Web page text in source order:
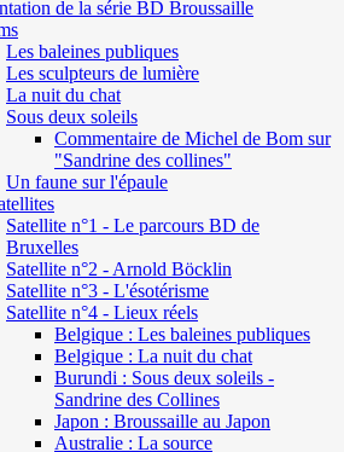
de la série BD Broussaille
Les baleines publiques
Les sculpteurs de lumière
La nuit du chat
Sous deux soleils
Commentaire de Michel de Bom sur
"Sandrine des collines"
Un faune sur l'épaule
Satellite n°1 - Le parcours BD de
Bruxelles
Satellite n°2 - Arnold Böcklin
Satellite n°3 - L'ésotérisme
Satellite n°4 - Lieux réels
Belgique : Les baleines publiques
Belgique : La nuit du chat
Burundi : Sous deux soleils -
Sandrine des Collines
Japon : Broussaille au Japon
Australie : La source